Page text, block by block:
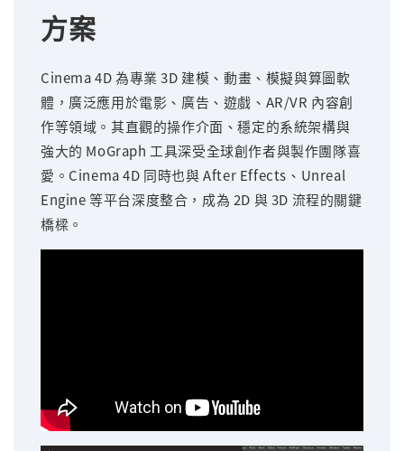
方案
Cinema 4D 為專業 3D 建模、動畫、模擬與算圖軟
體，廣泛應用於電影、廣告、遊戲、AR/VR 內容創
作等領域。其直觀的操作介面、穩定的系統架構與
強大的 MoGraph 工具深受全球創作者與製作團隊喜
愛。Cinema 4D 同時也與 After Effects、Unreal
Engine 等平台深度整合，成為 2D 與 3D 流程的關鍵
橋樑。